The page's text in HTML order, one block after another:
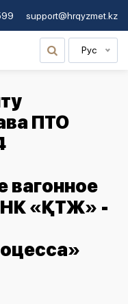
support@hrqyzmet.kz
Рус
ПТО
вагонное
«ҚТЖ» -